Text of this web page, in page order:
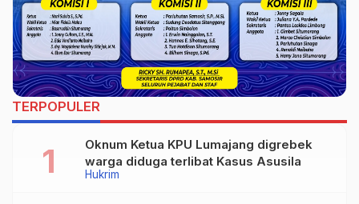
TERPOPULER
Hukrim
Oknum Ketua KPU Lumajang digrebek
warga diduga terlibat Kasus Asusila